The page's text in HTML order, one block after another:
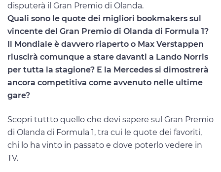
disputerà il Gran Premio di Olanda.
Quali sono le quote dei migliori bookmakers sul
vincente del Gran Premio di Olanda di Formula 1?
Il Mondiale è davvero riaperto o Max Verstappen
riuscirà comunque a stare davanti a Lando Norris
per tutta la stagione? E la Mercedes si dimostrerà
ancora competitiva come avvenuto nelle ultime
gare?
Scopri tuttto quello che devi sapere sul Gran Premio
di Olanda di Formula 1, tra cui le quote dei favoriti,
chi lo ha vinto in passato e dove poterlo vedere in
TV.